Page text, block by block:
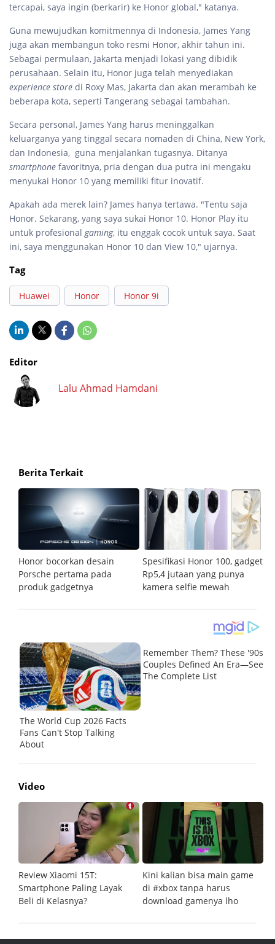
tercapai, saya ingin (berkarir) ke Honor global," katanya.
Guna mewujudkan komitmennya di Indonesia, James Yang
juga akan membangun toko resmi Honor, akhir tahun ini.
Sebagai permulaan, Jakarta menjadi lokasi yang dibidik
perusahaan. Selain itu, Honor juga telah menyediakan
experience store di Roxy Mas, Jakarta dan akan merambah ke
beberapa kota, seperti Tangerang sebagai tambahan.
Secara personal, James Yang harus meninggalkan
keluarganya yang tinggal secara nomaden di China, New York,
dan Indonesia, guna menjalankan tugasnya. Ditanya
smartphone favoritnya, pria dengan dua putra ini mengaku
menyukai Honor 10 yang memiliki fitur inovatif.
Apakah ada merek lain? James hanya tertawa. "Tentu saja
Honor. Sekarang, yang saya sukai Honor 10. Honor Play itu
untuk profesional gaming, itu enggak cocok untuk saya. Saat
ini, saya menggunakan Honor 10 dan View 10," ujarnya.
Tag
Huawei Honor Honor 9i
Editor
Lalu Ahmad Hamdani
Berita Terkait
Honor bocorkan desain
Porsche pertama pada
produk gadgetnya
Spesifikasi Honor 100, gadget
Rp5,4 jutaan yang punya
kamera selfie mewah
Video
Review Xiaomi 15T:
Smartphone Paling Layak
Beli di Kelasnya?
Kini kalian bisa main game
di #xbox tanpa harus
download gamenya lho